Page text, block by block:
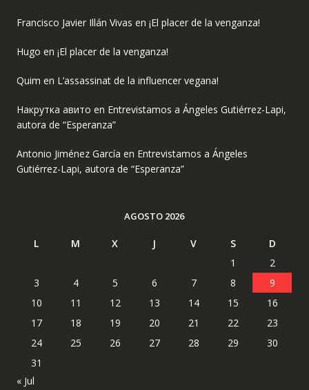
Francisco Javier Illán Vivas en ¡El placer de la venganza!
Hugo en ¡El placer de la venganza!
Quim en L’assassinat de la influencer vegana!
Накрутка авито en Entrevistamos a Ángeles Gutiérrez-Lapi,
autora de “Esperanza”
Antonio Jiménez García en Entrevistamos a Ángeles
Gutiérrez-Lapi, autora de “Esperanza”
AGOSTO 2026
L M X J V S
D
1
2
3
4 5 6 7 8
9
10
11 12 13 14 15
16
17
18 19 20 21 22
23
24
25 26 27 28 29
30
31
« Jul